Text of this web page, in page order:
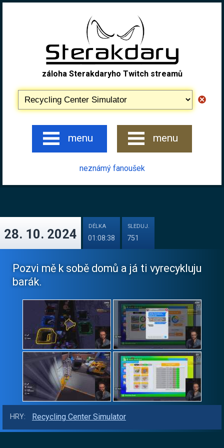
záloha Sterakdaryho Twitch streamů
menu menu
neznámý fanoušek
28. 10. 2024
DÉLKA
01:08:38
SLEDUJ.
751
Pozvi mě k sobě domů a já ti vyrecykluju
barák.
HRY: Recycling Center Simulator